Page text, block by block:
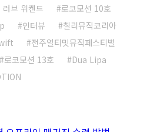
러브 위켄드
로코모션 10호
인터뷰
칠리뮤직코리아
전주얼티밋뮤직페스티벌
로코모션 13호
Dua Lipa